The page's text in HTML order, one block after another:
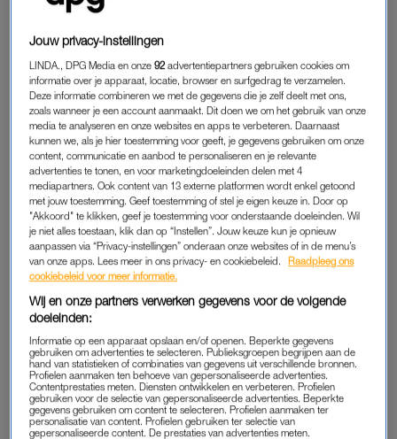
scholen in strenggelovige gemeenten.
Dan kan de vlam in de pan slaan, waarschuwt het Outbreak
Management Team volgensde Volkskrant.
MAZELEN
Dit staat in een advies van het OMT over mazelen aan de
Tweede Kamer. Alle reden om de vaccinatiecampagnes op te
voeren en extra vaccins in te kopen, stelt het OMT. Het Team
adviseert ook om broertjes en zusjes van mazelenpatiënten
van kinderdagverblijven te weren. Daarnaast gaat de leeftijd
voor de tweede mazelenprik, die nu op 14 jaar ligt,
waarschijnlijk omlaag naar 3 jaar, een besluit dat al eerder is
genomen.
Aanleiding is een opleving van mazelen in de regio Eindhoven.
Naar nu blijkt gaat het om twee verschillende ziekteclusters,
die toevallig in dezelfde streek zijn opgedoken en waarbij
tientallen kinderen ziek werden.
Jouw privacy-instellingen
LINDA., DPG Media en onze92 advertentiepartners gebruiken cookies om
informatie over je apparaat, locatie, browser en surfgedrag te verzamelen.
Deze informatie combineren we met de gegevens die je zelf deelt met ons,
zoals wanneer je een account aanmaakt. Dit doen we om het gebruik van onze
media te analyseren en onze websites en apps te verbeteren. Daarnaast
kunnen we, als je hier toestemming voor geeft, je gegevens gebruiken om onze
content, communicatie en aanbod te personaliseren en je relevante
advertenties te tonen, en voor marketingdoeleinden delen met 4
mediapartners. Ook content van 13 externe platformen wordt enkel getoond
met jouw toestemming. Geef toestemming of stel je eigen keuze in. Door op
"Akkoord" te klikken, geef je toestemming voor onderstaande doeleinden. Wil
je niet alles toestaan, klik dan op “Instellen”. Jouw keuze kun je opnieuw
aanpassen via “Privacy-instellingen” onderaan onze websites of in de menu’s
van onze apps. Lees meer in ons privacy- en cookiebeleid.
Raadpleeg ons
cookiebeleid voor meer informatie.
Wij en onze partners verwerken gegevens voor de volgende
doeleinden:
Informatie op een apparaat opslaan en/of openen. Beperkte gegevens
gebruiken om advertenties te selecteren. Publieksgroepen begrijpen aan de
hand van statistieken of combinaties van gegevens uit verschillende bronnen.
Profielen aanmaken ten behoeve van gepersonaliseerde advertenties.
Contentprestaties meten. Diensten ontwikkelen en verbeteren. Profielen
gebruiken voor de selectie van gepersonaliseerde advertenties. Beperkte
gegevens gebruiken om content te selecteren. Profielen aanmaken ter
personalisatie van content. Profielen gebruiken ter selectie van
gepersonaliseerde content. De prestaties van advertenties meten.